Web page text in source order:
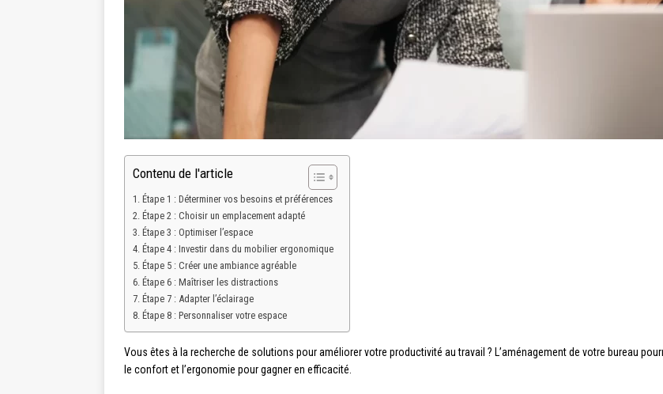
Contenu de l'article
Étape 1 : Déterminer vos besoins et préférences
Étape 2 : Choisir un emplacement adapté
Étape 3 : Optimiser l’espace
Étape 4 : Investir dans du mobilier ergonomique
Étape 5 : Créer une ambiance agréable
Étape 6 : Maîtriser les distractions
Étape 7 : Adapter l’éclairage
Étape 8 : Personnaliser votre espace
Vous êtes à la recherche de solutions pour améliorer votre productivité au travail ? L’aménagement de votre bureau
le confort et l’ergonomie pour gagner en efficacité.